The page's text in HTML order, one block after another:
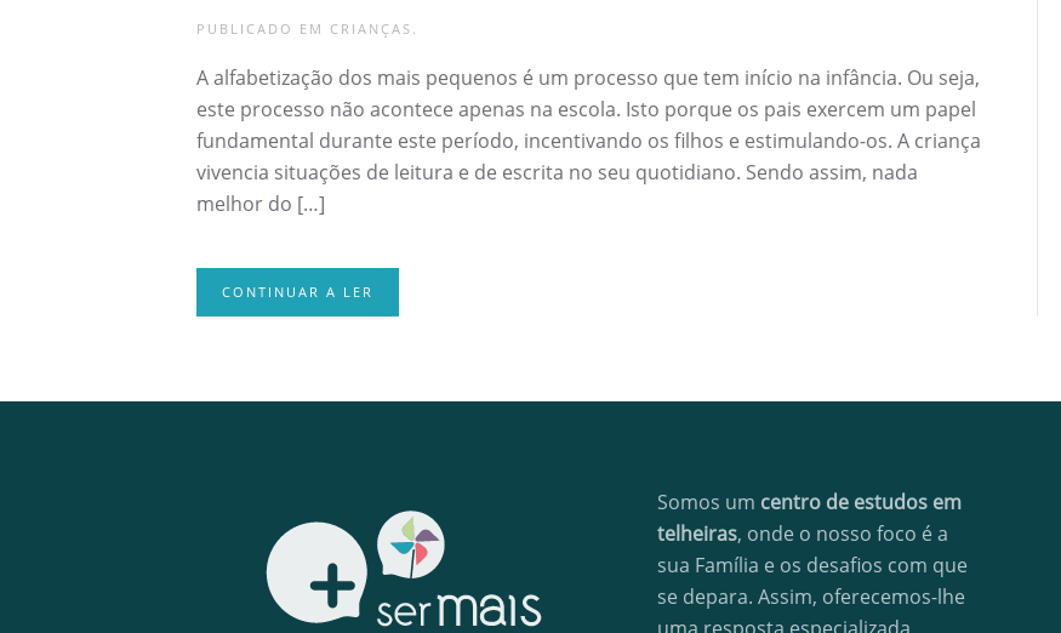
PUBLICADO EM CRIANÇAS .
A alfabetização dos mais pequenos é um processo que tem início na infância. Ou seja,
este processo não acontece apenas na escola. Isto porque os pais exercem um papel
fundamental durante este período, incentivando os filhos e estimulando-os. A criança
vivencia situações de leitura e de escrita no seu quotidiano. Sendo assim, nada
melhor do […]
CONTINUAR A LER
Somos um centro de estudos em
telheiras, onde o nosso foco é a
sua Família e os desafios com que
se depara. Assim, oferecemos-lhe